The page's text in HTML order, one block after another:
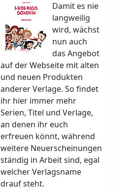
Damit es nie
langweilig
wird, wächst
nun auch
das Angebot
auf der Webseite mit alten
und neuen Produkten
anderer Verlage. So findet
ihr hier immer mehr
Serien, Titel und Verlage,
an denen ihr euch
erfreuen könnt, während
weitere Neuerscheinungen
ständig in Arbeit sind, egal
welcher Verlagsname
drauf steht.